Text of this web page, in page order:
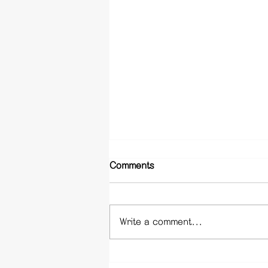
Comments
Write a comment...